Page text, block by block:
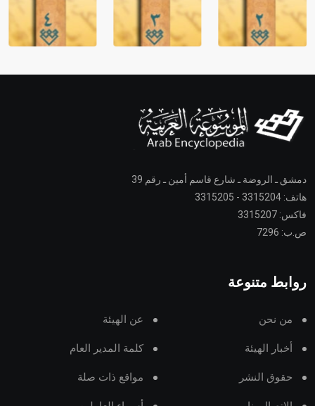
دمشق ـ الروضة ـ شارع قاسم أمين ـ رقم 39
هاتف: 3315204 - 3315205
فاكس: 3315207
ص.ب: 7296
روابط متنوعة
من نحن عن الهيئة
أخبار الهيئة كلمة المدير العام
حقوق النشر مواقع ذات صلة